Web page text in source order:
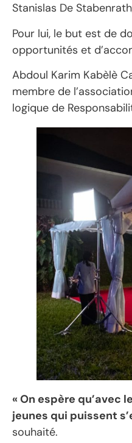
Stanislas De
Pour lui, le but est de
opportunités et
Abdoul Karim Kabèlè
membre de
logique de
« On espère
jeunes qui puissent
souhaité.